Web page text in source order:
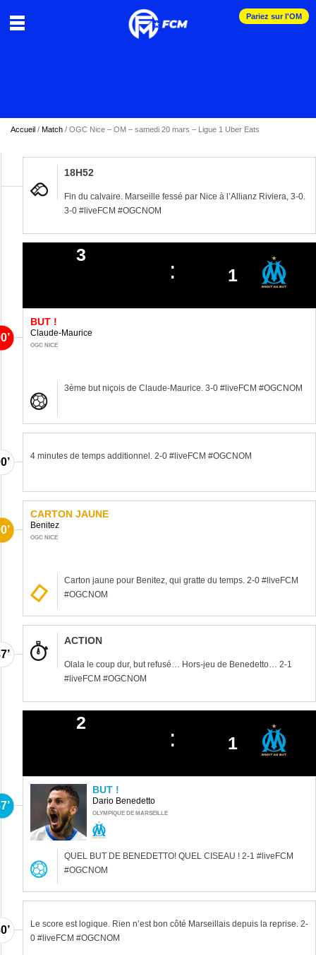
Pariez sur l'OM
Accueil / Match / OGC Nice – OM – samedi 20 mars – Ligue 1 Uber Eats
18H52
Fin du calvaire. Marseille fessé par Nice à l’Allianz Riviera, 3-0.
3-0 #liveFCM #OGCNOM
3
1
BUT !
Claude-Maurice
OGC NICE
3ème but niçois de Claude-Maurice. 3-0 #liveFCM #OGCNOM
4 minutes de temps additionnel. 2-0 #liveFCM #OGCNOM
CARTON JAUNE
Benitez
OGC NICE
Carton jaune pour Benitez, qui gratte du temps. 2-0 #liveFCM
#OGCNOM
ACTION
Olala le coup dur, but refusé… Hors-jeu de Benedetto… 2-1
#liveFCM #OGCNOM
2
1
BUT !
Dario Benedetto
OLYMPIQUE DE MARSEILLE
QUEL BUT DE BENEDETTO! QUEL CISEAU ! 2-1 #liveFCM
#OGCNOM
Le score est logique. Rien n’est bon côté Marseillais depuis la reprise. 2-
0 #liveFCM #OGCNOM